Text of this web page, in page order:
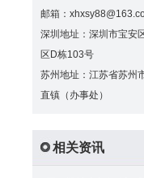
邮箱：
深圳地址：深圳市宝安
区D栋103号
苏州地址：江苏省苏州
直镇（办事处）
相关资讯